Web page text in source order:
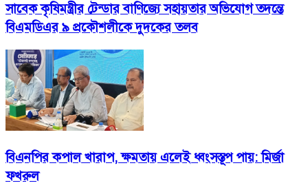
সাবেক কৃষিমন্ত্রীর টেন্ডার বাণিজ্যে সহায়তার অভিযোগ তদন্তে
বিএমডিএর ৯ প্রকৌশলীকে দুদকের তলব
বিএনপির কপাল খারাপ, ক্ষমতায় এলেই ধ্বংসস্তূপ পায়: মির্জা
ফখরুল